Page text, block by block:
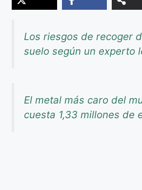
Los riesgos de recoger
suelo según un experto
El metal más caro del
cuesta 1,33 millones de